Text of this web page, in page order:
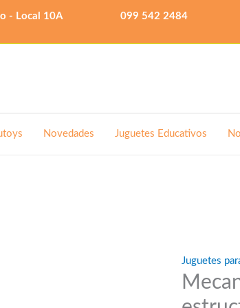
- Local 10A 099 542 2484
Novedades Juguetes Educativos
Juguetes